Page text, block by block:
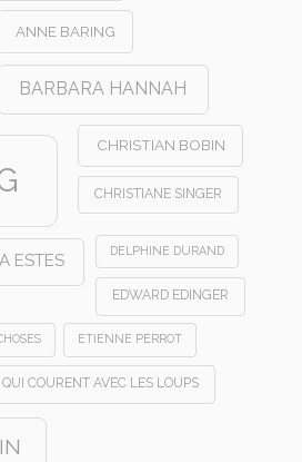
ANNE BARING
BARBARA HANNAH
CHRISTIAN BOBIN
CHRISTIANE SINGER
ESTES DELPHINE DURAND
EDWARD EDINGER
ETIENNE PERROT
COURENT AVEC LES LOUPS